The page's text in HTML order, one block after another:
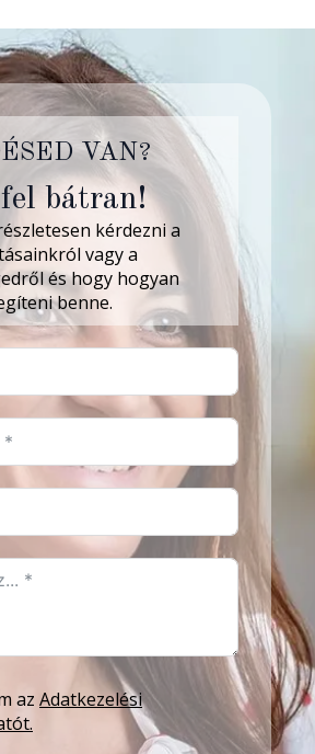
VAN?
bátran!
kérdezni a
vagy a
és hogy hogyan
benne.
az Adatkezelési